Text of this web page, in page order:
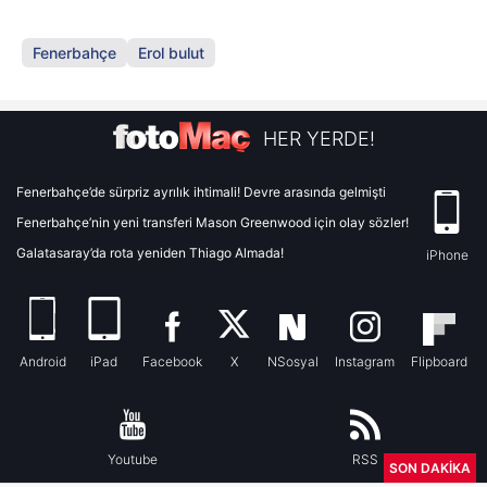
Fenerbahçe Erol bulut
HER YERDE!
Fenerbahçe’de sürpriz ayrılık ihtimali! Devre arasında gelmişti
Fenerbahçe’nin yeni transferi Mason Greenwood için olay sözler!
Galatasaray’da rota yeniden Thiago Almada!
iPhone
Android iPad Facebook X NSosyal Instagram Flipboard
Youtube RSS
SON DAKİKA